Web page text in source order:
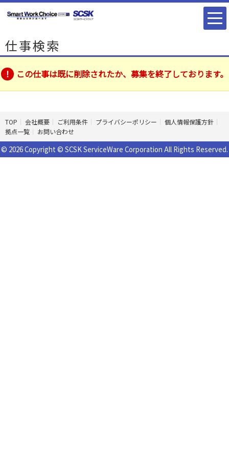
仕事検索
この仕事は既に削除されたか、募集を終了しております。
TOP 会社概要 ご利用条件 プライバシーポリシー
個人情報保護方針
拠点一覧
お問い合わせ
© 2026 Copyright © SCSK ServiceWare Corporation All Rights Reserved.